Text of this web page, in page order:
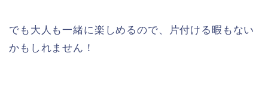
でも大人も一緒に楽しめるので、片付ける暇もない
かもしれません！